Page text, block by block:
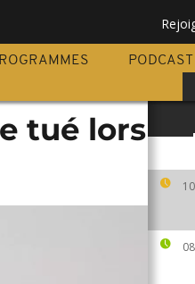
PODCAST
tué lors